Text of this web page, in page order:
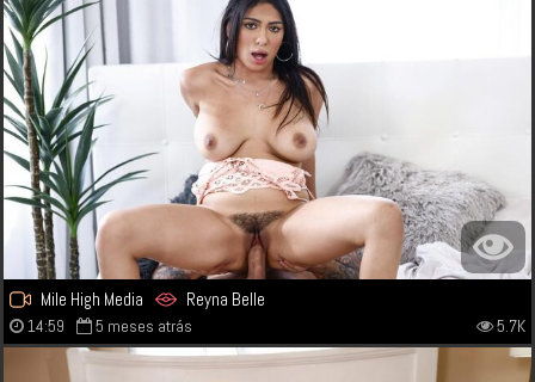
Mile High Media Reyna Belle
14:59 5 meses atrás 5.7K